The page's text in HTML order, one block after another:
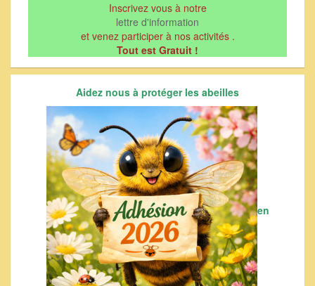
Inscrivez vous à notre
lettre d'information
et venez participer à nos activités .
Tout est Gratuit !
Aidez nous à protéger les abeilles
en